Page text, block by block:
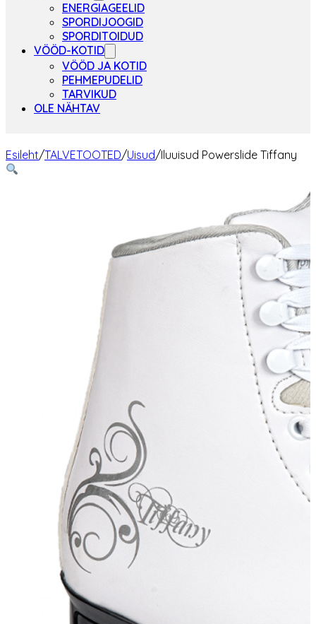
ENERGIAGEELID
SPORDIJOOGID
SPORDITOIDUD
VÖÖD-KOTID
VÖÖD JA KOTID
PEHMEPUDELID
TARVIKUD
OLE NÄHTAV
Esileht/TALVETOOTED/Uisud/Iluuisud Powerslide Tiffany